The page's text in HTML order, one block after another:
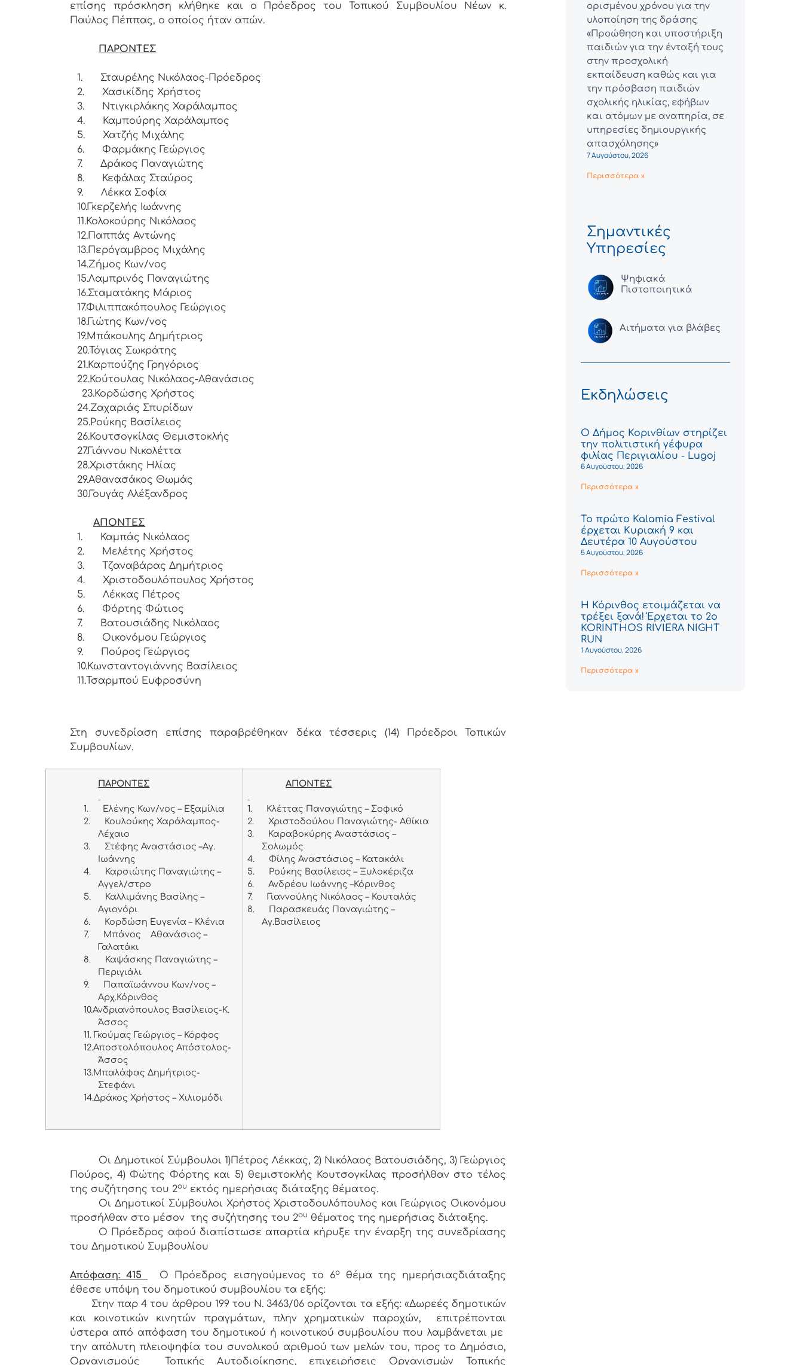
επίσης πρόσκληση κλήθηκε και ο Πρόεδρος του Τοπικού Συμβουλίου Νέων κ.
Παύλος Πέππας, ο οποίος ήταν απών.
ΠΑΡΟΝΤΕΣ
1.
Σταυρέλης Νικόλαος-Πρόεδρος
2.
Χασικίδης Χρήστος
3.
Ντιγκιρλάκης Χαράλαμπος
4.
Καμπούρης Χαράλαμπος
5.
Χατζής Μιχάλης
6.
Φαρμάκης Γεώργιος
7.
Δράκος Παναγιώτης
8.
Κεφάλας Σταύρος
9.
Λέκκα Σοφία
10.Γκερζελής Ιωάννης
11.Κολοκούρης Νικόλαος
12.Παππάς Αντώνης
13.Περόγαμβρος Μιχάλης
14.Ζήμος Κων/νος
15.Λαμπρινός Παναγιώτης
16.Σταματάκης Μάριος
17.Φιλιππακόπουλος Γεώργιος
18.Γιώτης Κων/νος
19.Μπάκουλης Δημήτριος
20.Τόγιας Σωκράτης
21.Καρπούζης Γρηγόριος
22.Κούτουλας Νικόλαος-Αθανάσιος
23.Κορδώσης Χρήστος
24.Ζαχαριάς Σπυρίδων
25.Ρούκης Βασίλειος
26.Κουτσογκίλας Θεμιστοκλής
27.Γιάννου Νικολέττα
28.Χριστάκης Ηλίας
29.Αθανασάκος Θωμάς
30.Γουγάς Αλέξανδρος
ΑΠΟΝΤΕΣ
1.
Καμπάς Νικόλαος
2.
Μελέτης Χρήστος
3.
Τζαναβάρας Δημήτριος
4.
Χριστοδουλόπουλος Χρήστος
5.
Λέκκας Πέτρος
6.
Φόρτης Φώτιος
7.
Βατουσιάδης Νικόλαος
8.
Οικονόμου Γεώργιος
9.
Πούρος Γεώργιος
10.Κωνσταντογιάννης Βασίλειος
11.Τσαρμπού Ευφροσύνη
Στη συνεδρίαση επίσης παραβρέθηκαν δέκα τέσσερις (14) Πρόεδροι Τοπικών
Συμβουλίων.
ΠΑΡΟΝΤΕΣ
1.
Ελένης Κων/νος – Εξαμίλια
2.
Κουλούκης Χαράλαμπος-
Λέχαιο
3.
Στέφης Αναστάσιος –Αγ.
Ιωάννης
4.
Καρσιώτης Παναγιώτης –
Αγγελ/στρο
5.
Καλλιμάνης Βασίλης –
Αγιονόρι
6.
Κορδώση Ευγενία – Κλένια
7.
Μπάνος Αθανάσιος –
Γαλατάκι
8.
Καψάσκης Παναγιώτης –
Περιγιάλι
9.
Παπαϊωάννου Κων/νος –
Αρχ.Κόρινθος
10.Ανδριανόπουλος Βασίλειος-K.
Άσσος
11. Γκούμας Γεώργιος – Κόρφος
12.Αποστολόπουλος Απόστολος-
Άσσος
13.Μπαλάφας Δημήτριος-
Στεφάνι
14.Δράκος Χρήστος – Χιλιομόδι
ΑΠΟΝΤΕΣ
1.
Κλέττας Παναγιώτης – Σοφικό
2.
Χριστοδούλου Παναγιώτης- Αθίκια
3.
Καραβοκύρης Αναστάσιος –
Σολωμός
4.
Φίλης Αναστάσιος – Κατακάλι
5.
Ρούκης Βασίλειος – Ξυλοκέριζα
6.
Ανδρέου Ιωάννης –Κόρινθος
7.
Γιαννούλης Νικόλαος – Κουταλάς
8.
Παρασκευάς Παναγιώτης –
Αγ.Βασίλειος
Οι Δημοτικοί Σύμβουλοι 1)Πέτρος Λέκκας, 2) Νικόλαος Βατουσιάδης, 3) Γεώργιος
Πούρος, 4) Φώτης Φόρτης και 5) θεμιστοκλής Κουτσογκίλας προσήλθαν στο τέλος
της συζήτησης του 2ου εκτός ημερήσιας διάταξης θέματος.
Οι Δημοτικοί Σύμβουλοι Χρήστος Χριστοδουλόπουλος και Γεώργιος Οικονόμου
προσήλθαν στο μέσον της συζήτησης του 2ου θέματος της ημερήσιας διάταξης.
Ο Πρόεδρος αφού διαπίστωσε απαρτία κήρυξε την έναρξη της συνεδρίασης
του Δημοτικού Συμβουλίου
Απόφαση: 415 Ο Πρόεδρος εισηγούμενος το 6οθέμα της ημερήσιαςδιάταξης
έθεσε υπόψη του δημοτικού συμβουλίου τα εξής:
Στην παρ 4 του άρθρου 199 του Ν. 3463/06 ορίζονται τα εξής: «Δωρεές δημοτικών
και κοινοτικών κινητών πραγμάτων, πλην χρηματικών παροχών, επιτρέπονται
ύστερα από απόφαση του δημοτικού ή κοινοτικού συμβουλίου που λαμβάνεται με
την απόλυτη πλειοψηφία του συνολικού αριθμού των μελών του, προς το Δημόσιο,
Οργανισμούς Τοπικής Αυτοδιοίκησης, επιχειρήσεις Οργανισμών Τοπικής
ορισμένου χρόνου για την
υλοποίηση της δράσης
«Προώθηση και υποστήριξη
παιδιών για την ένταξή τους
στην προσχολική
εκπαίδευση καθώς και για
την πρόσβαση παιδιών
σχολικής ηλικίας, εφήβων
και ατόμων με αναπηρία, σε
υπηρεσίες δημιουργικής
απασχόλησης»
7 Αυγούστου, 2026
Περισσότερα »
Σημαντικές
Υπηρεσίες
Ψηφιακά
Πιστοποιητικά
Αιτήματα για βλάβες
Εκδηλώσεις
Ο Δήμος Κορινθίων στηρίζει
την πολιτιστική γέφυρα
φιλίας Περιγιαλίου - Lugoj
6 Αυγούστου, 2026
Περισσότερα »
Το πρώτο Kalamia Festival
έρχεται Κυριακή 9 και
Δευτέρα 10 Αυγούστου
5 Αυγούστου, 2026
Περισσότερα »
Η Κόρινθος ετοιμάζεται να
τρέξει ξανά! Έρχεται το 2ο
KORINTHOS RIVIERA NIGHT
RUN
1 Αυγούστου, 2026
Περισσότερα »